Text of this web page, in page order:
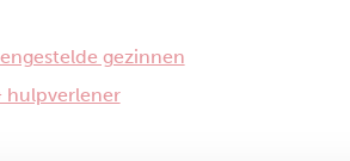
gezinnen
hulpverlener